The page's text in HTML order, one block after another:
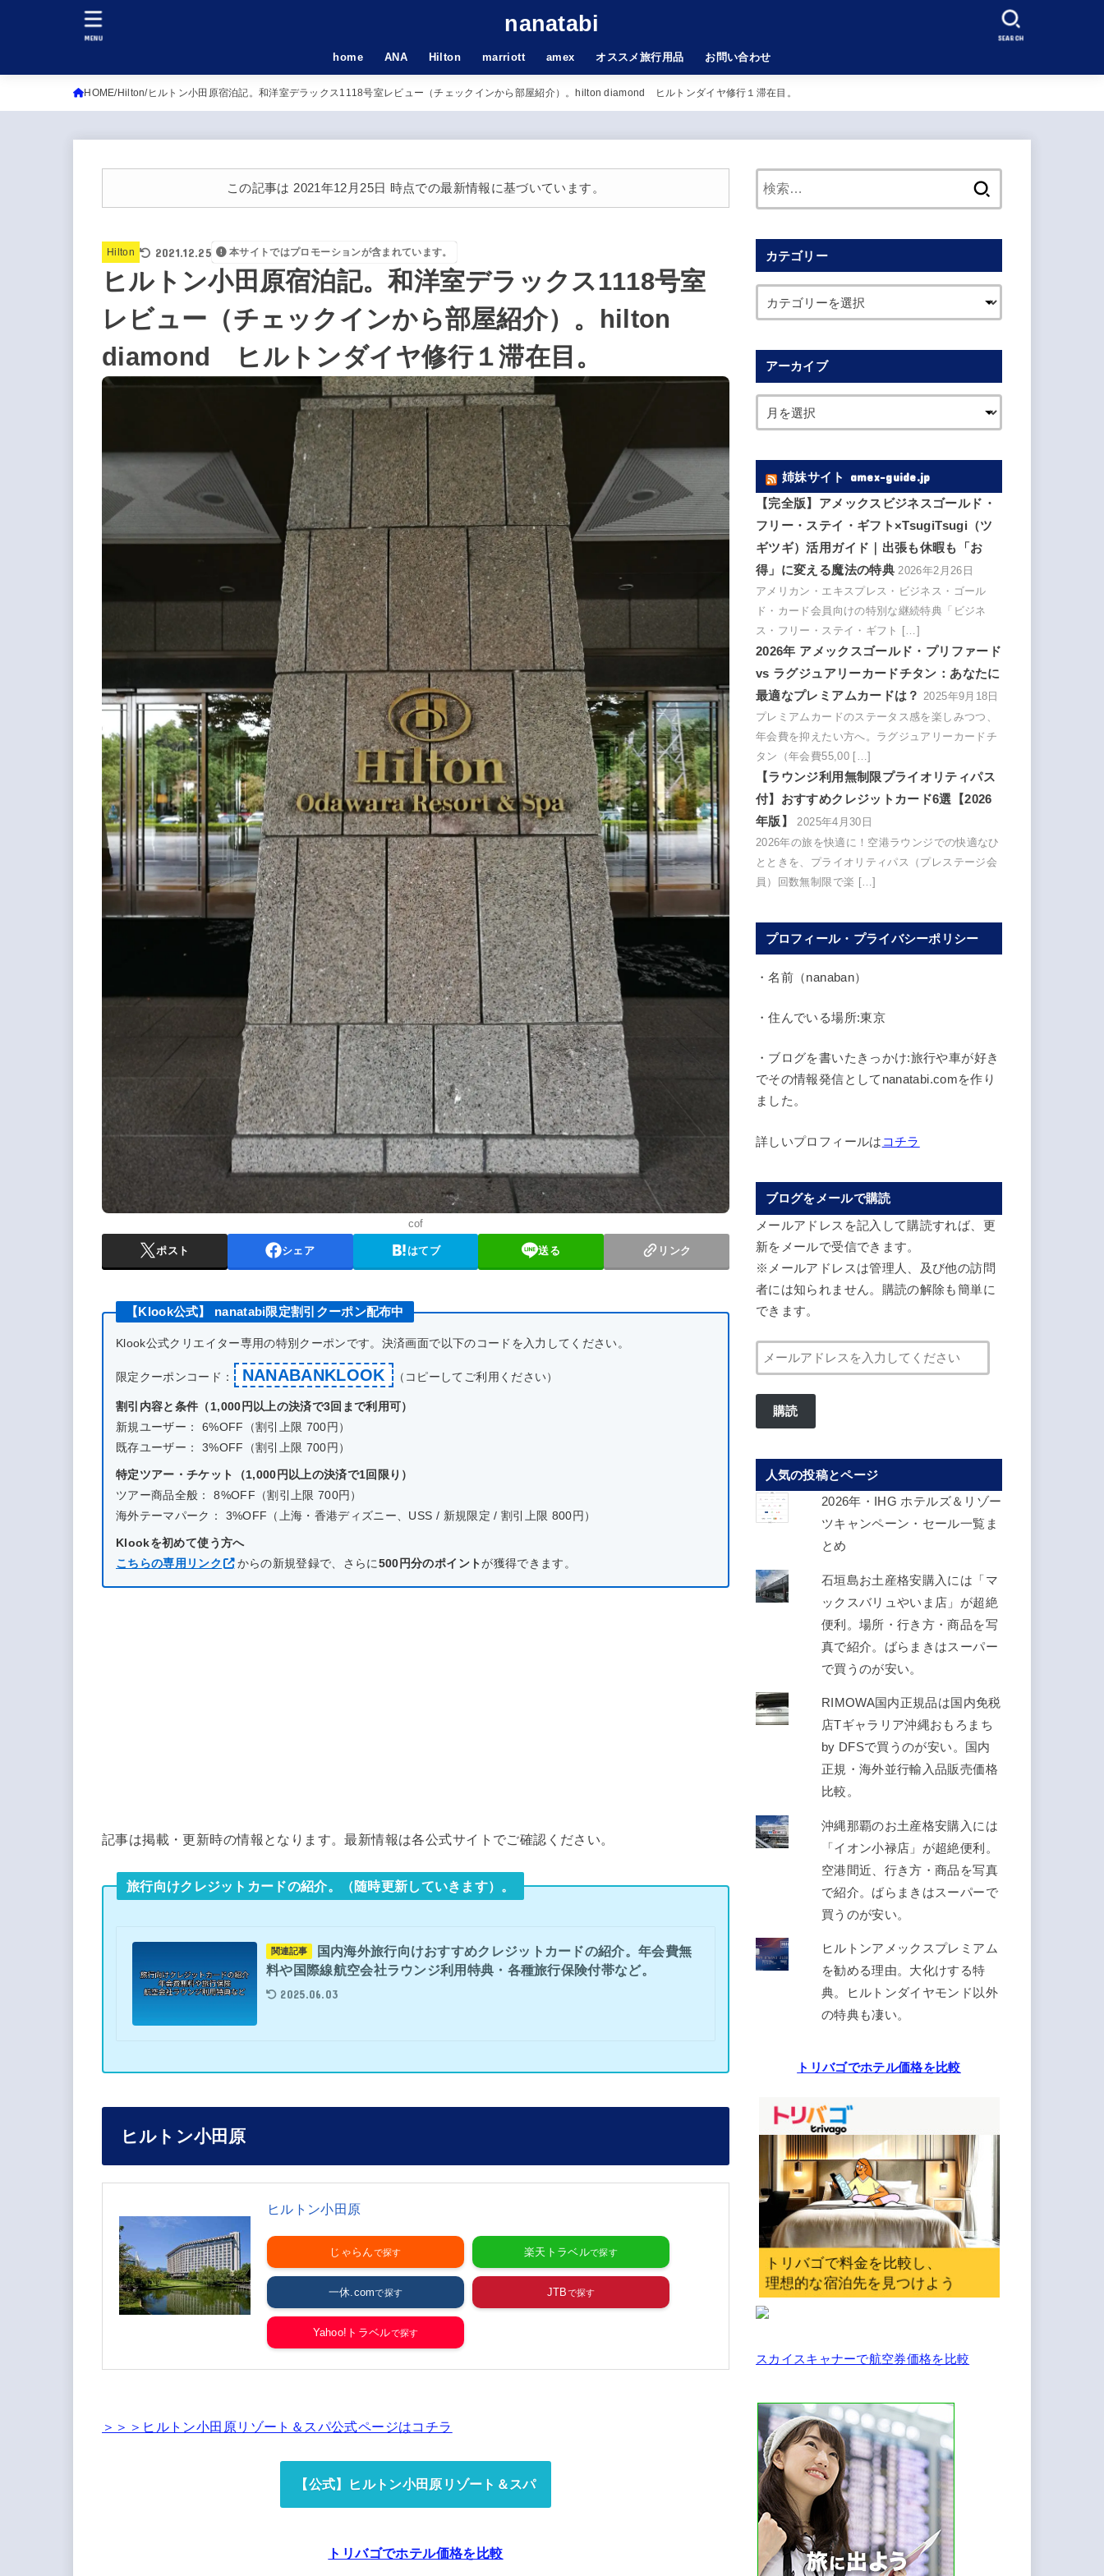
nanatabi
home ANA Hilton marriott amex オススメ旅行用品 お問い合わせ
SEARCH
MENU
HOME Hilton ヒルトン小田原宿泊記。和洋室デラックス1118号室レビュー（チェックインから部屋紹介）。hilton diamond ヒルトンダイヤ修行１滞在目。
この記事は 2021年12月25日 時点での最新情報に基づいています。
Hilton 2021.12.25 本サイトではプロモーションが含まれています。
ヒルトン小田原宿泊記。和洋室デラックス1118号室
レビュー（チェックインから部屋紹介）。hilton
diamond ヒルトンダイヤ修行１滞在目。
cof
ポスト シェア はてブ 送る リンク
【Klook公式】 nanatabi限定割引クーポン配布中
Klook公式クリエイター専用の特別クーポンです。決済画面で以下のコードを入力してください。
限定クーポンコード： NANABANKLOOK （コピーしてご利用ください）
割引内容と条件（1,000円以上の決済で3回まで利用可）
新規ユーザー： 6%OFF（割引上限 700円）
既存ユーザー： 3%OFF（割引上限 700円）
特定ツアー・チケット（1,000円以上の決済で1回限り）
ツアー商品全般： 8%OFF（割引上限 700円）
海外テーマパーク： 3%OFF（上海・香港ディズニー、USS / 新規限定 / 割引上限 800円）
Klookを初めて使う方へ
こちらの専用リンク
からの新規登録で、さらに500円分のポイントが獲得できます。
記事は掲載・更新時の情報となります。最新情報は各公式サイトでご確認ください。
旅行向けクレジットカードの紹介。（随時更新していきます）。
関連記事
国内海外旅行向けおすすめクレジットカードの紹介。年会費無
料や国際線航空会社ラウンジ利用特典・各種旅行保険付帯など。
2025.06.03
ヒルトン小田原
ヒルトン小田原
じゃらん 楽天トラベル
一休.com JTB
Yahoo!トラベル
＞＞＞ヒルトン小田原リゾート＆スパ公式ページはコチラ
【公式】ヒルトン小田原リゾート＆スパ
トリバゴでホテル価格を比較
カテゴリー
アーカイブ
姉妹サイト amex-guide.jp
【完全版】アメックスビジネスゴールド・
フリー・ステイ・ギフト×TsugiTsugi（ツ
ギツギ）活用ガイド｜出張も休暇も「お
得」に変える魔法の特典 2026年2月26日
アメリカン・エキスプレス・ビジネス・ゴール
ド・カード会員向けの特別な継続特典「ビジネ
ス・フリー・ステイ・ギフト […]
2026年 アメックスゴールド・プリファード
vs ラグジュアリーカードチタン：あなたに
最適なプレミアムカードは？ 2025年9月18日
プレミアムカードのステータス感を楽しみつつ、
年会費を抑えたい方へ。ラグジュアリーカードチ
タン（年会費55,00 […]
【ラウンジ利用無制限プライオリティパス
付】おすすめクレジットカード6選【2026
年版】
2025年4月30日
2026年の旅を快適に！空港ラウンジでの快適なひ
とときを、プライオリティパス（プレステージ会
員）回数無制限で楽 […]
プロフィール・プライバシーポリシー
・名前（nanaban）
・住んでいる場所:東京
・ブログを書いたきっかけ:旅行や車が好き
でその情報発信としてnanatabi.comを作り
ました。
詳しいプロフィールは コチラ
ブログをメールで購読
メールアドレスを記入して購読すれば、更
新をメールで受信できます。
※メールアドレスは管理人、及び他の訪問
者には知られません。購読の解除も簡単に
できます。
ー
ル
レ
ス
を
入
て
く
購読
人気の投稿とページ
2026年・IHG ホテルズ＆リゾー
ツキャンペーン・セール一覧ま
とめ
石垣島お土産格安購入には「マ
ックスバリュやいま店」が超絶
便利。場所・行き方・商品を写
真で紹介。ばらまきはスーパー
で買うのが安い。
RIMOWA国内正規品は国内免税
店Tギャラリア沖縄おもろまち
by DFSで買うのが安い。国内
正規・海外並行輸入品販売価格
比較。
沖縄那覇のお土産格安購入には
「イオン小禄店」が超絶便利。
空港間近、行き方・商品を写真
で紹介。ばらまきはスーパーで
買うのが安い。
ヒルトンアメックスプレミアム
を勧める理由。大化けする特
典。ヒルトンダイヤモンド以外
の特典も凄い。
トリバゴでホテル価格を比較
スカイスキャナーで航空券価格を比較